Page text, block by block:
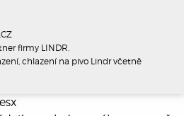
firmy LINDR.
chlazení na pivo Lindr včetně
x